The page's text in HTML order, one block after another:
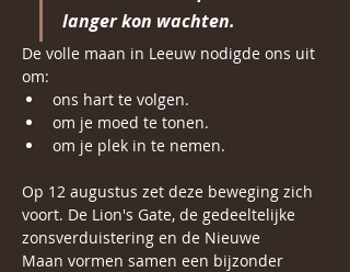
langer kon wachten.
De volle maan in Leeuw nodigde ons uit
om:
ons hart te volgen.
om je moed te tonen.
om je plek in te nemen.
Op 12 augustus zet deze beweging zich
voort. De Lion's Gate, de gedeeltelijke
zonsverduistering en de Nieuwe
Maan vormen samen een bijzonder